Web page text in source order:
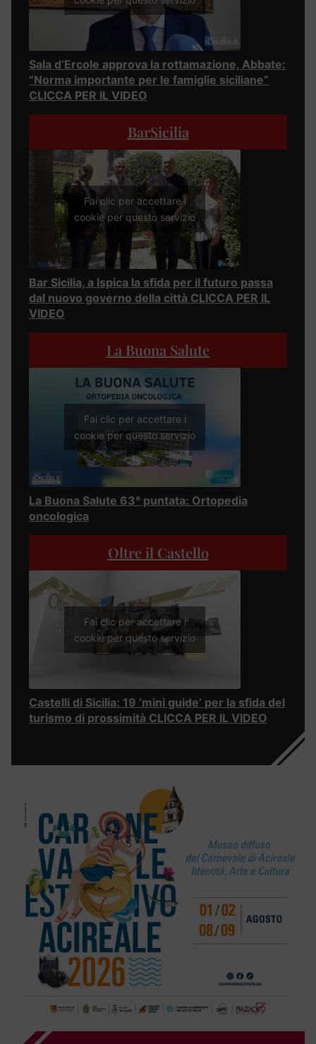
Sala d’Ercole approva la rottamazione, Abbate:
“Norma importante per le famiglie siciliane”
CLICCA PER IL VIDEO
BarSicilia
Fai clic per accettare i
cookie per questo servizio
Bar Sicilia, a Ispica la sfida per il futuro passa
dal nuovo governo della città CLICCA PER IL
VIDEO
La Buona Salute
Fai clic per accettare i
cookie per questo servizio
La Buona Salute 63° puntata: Ortopedia
oncologica
Oltre il Castello
Fai clic per accettare i
cookie per questo servizio
Castelli di Sicilia: 19 ‘mini guide’ per la sfida del
turismo di prossimità CLICCA PER IL VIDEO